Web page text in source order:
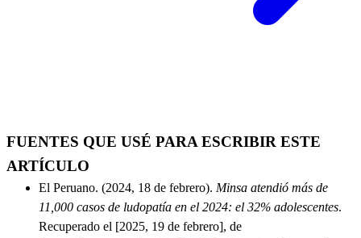
FUENTES QUE USÉ PARA ESCRIBIR ESTE
ARTÍCULO
El Peruano. (2024, 18 de febrero). Minsa atendió más de
11,000 casos de ludopatía en el 2024: el 32% adolescentes.
Recuperado el [2025, 19 de febrero], de